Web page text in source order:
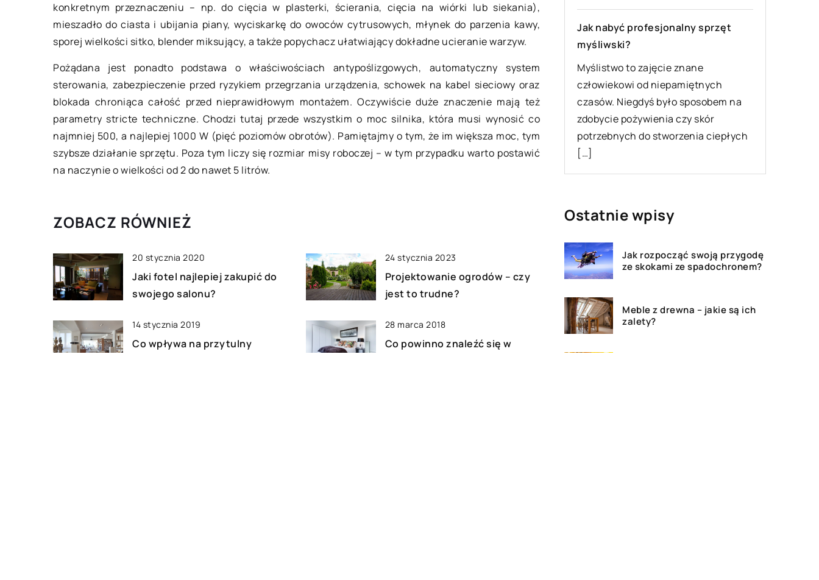
konkretnym przeznaczeniu – np. do cięcia w plasterki, ścierania, cięcia na wiórki lub siekania),
mieszadło do ciasta i ubijania piany, wyciskarkę do owoców cytrusowych, młynek do parzenia kawy,
sporej wielkości sitko, blender miksujący, a także popychacz ułatwiający dokładne ucieranie warzyw.
Pożądana jest ponadto podstawa o właściwościach antypoślizgowych, automatyczny system
sterowania, zabezpieczenie przed ryzykiem przegrzania urządzenia, schowek na kabel sieciowy oraz
blokada chroniąca całość przed nieprawidłowym montażem. Oczywiście duże znaczenie mają też
parametry stricte techniczne. Chodzi tutaj przede wszystkim o moc silnika, która musi wynosić co
najmniej 500, a najlepiej 1000 W (pięć poziomów obrotów). Pamiętajmy o tym, że im większa moc, tym
szybsze działanie sprzętu. Poza tym liczy się rozmiar misy roboczej – w tym przypadku warto postawić
na naczynie o wielkości od 2 do nawet 5 litrów.
ZOBACZ RÓWNIEŻ
20 stycznia 2020
Jaki fotel najlepiej zakupić do
swojego salonu?
24 stycznia 2023
Projektowanie ogrodów – czy
jest to trudne?
14 stycznia 2019
Co wpływa na przytulny
28 marca 2018
Co powinno znaleźć się w
Bielizna wykonana z jakich
materiałów jest najwygodniejsza?
Bielizna to ważny dodatek każdej
stylizacji. Dla wielu kobiet pełni rolę
elementu maskującego
niedoskonałości czy
podkreślającego atuty sylwetki, a
także […]
Jak mały salon przemienić w
wygodne pomieszczenie?
Odpowiednia aranżacja pomieszczeń
to klucz do urządzenia wygodnego
mieszkania. Jeśli mamy do dyspozycji
niewiele miejsca, musimy zadbać, by
każdy z […]
Jak nabyć profesjonalny sprzęt
myśliwski?
Myślistwo to zajęcie znane
człowiekowi od niepamiętnych
czasów. Niegdyś było sposobem na
zdobycie pożywienia czy skór
potrzebnych do stworzenia ciepłych
[…]
Ostatnie wpisy
Jak rozpocząć swoją przygodę
ze skokami ze spadochronem?
Meble z drewna – jakie są ich
zalety?